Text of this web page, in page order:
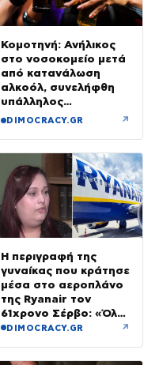
Κομοτηνή: Ανήλικος
στο νοσοκομείο μετά
από κατανάλωση
αλκοόλ, συνελήφθη
υπάλληλος
καταστήματος
DIMOCRACY.GR ↗
Η περιγραφή της
γυναίκας που κράτησε
μέσα στο αεροπλάνο
της Ryanair τον
61χρονο Σέρβο: «Όλα
έγιναν σε κλάσματα
DIMOCRACY.GR ↗